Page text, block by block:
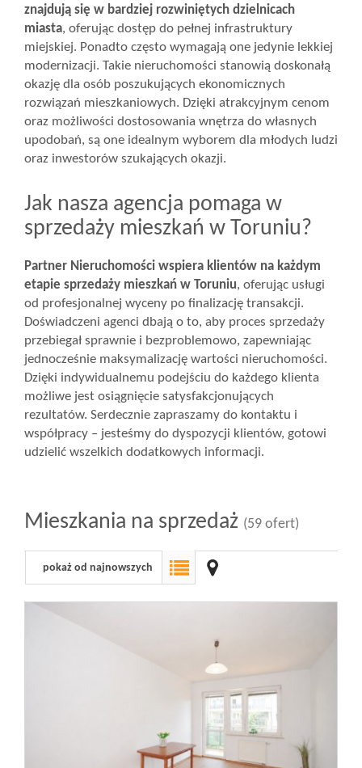
znajdują się w bardziej rozwiniętych dzielnicach
miasta, oferując dostęp do pełnej infrastruktury
miejskiej. Ponadto często wymagają one jedynie lekkiej
modernizacji. Takie nieruchomości stanowią doskonałą
okazję dla osób poszukujących ekonomicznych
rozwiązań mieszkaniowych. Dzięki atrakcyjnym cenom
oraz możliwości dostosowania wnętrza do własnych
upodobań, są one idealnym wyborem dla młodych ludzi
oraz inwestorów szukających okazji.
Jak nasza agencja pomaga w
sprzedaży mieszkań w Toruniu?
Partner Nieruchomości wspiera klientów na każdym
etapie sprzedaży mieszkań w Toruniu, oferując usługi
od profesjonalnej wyceny po finalizację transakcji.
Doświadczeni agenci dbają o to, aby proces sprzedaży
przebiegał sprawnie i bezproblemowo, zapewniając
jednocześnie maksymalizację wartości nieruchomości.
Dzięki indywidualnemu podejściu do każdego klienta
możliwe jest osiągnięcie satysfakcjonujących
rezultatów. Serdecznie zapraszamy do kontaktu i
współpracy – jesteśmy do dyspozycji klientów, gotowi
udzielić wszelkich dodatkowych informacji.
Mieszkania na sprzedaż (59 ofert)
pokaż od najnowszych